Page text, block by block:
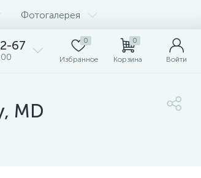
Фотогалерея
67 0
Избранное
0
Корзина Войти
MD